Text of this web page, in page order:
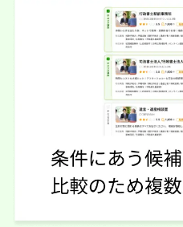
とても感じの良い先生で、
である事を伝えたら、面談
記手続きをして頂ける事に
なかったので大変助かりまし
この口コミの
50代 女性(千葉県
ご利用事務所名
弁護士法人